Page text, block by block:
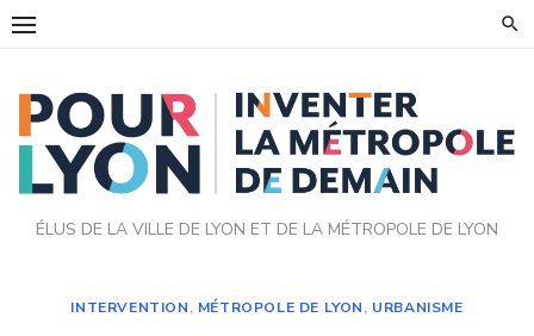
Skip
ÉLUS DE LA VILLE DE LYON ET DE LA MÉTROPOLE DE LYON
INTERVENTION, MÉTROPOLE DE LYON, URBANISME